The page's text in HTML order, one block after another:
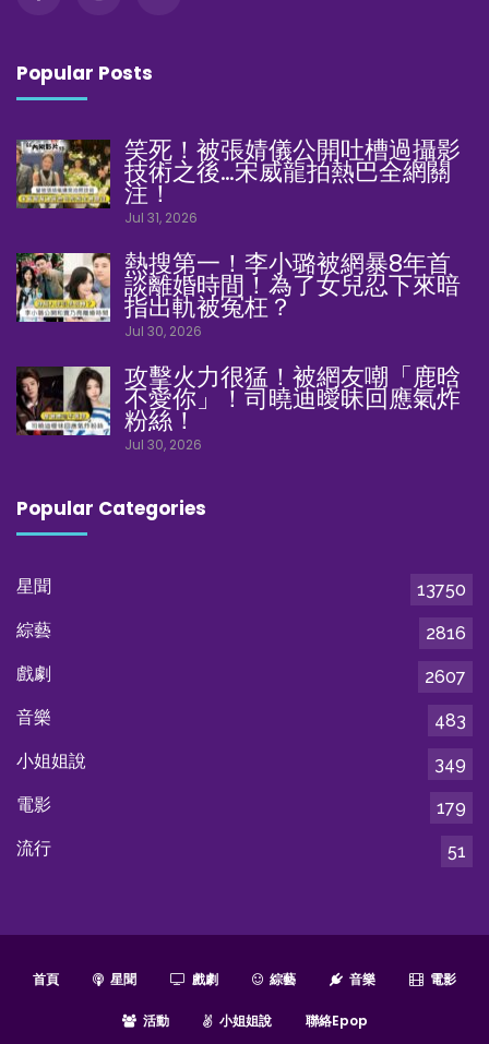
Popular Posts
笑死！被張婧儀公開吐槽過攝影
技術之後…宋威龍拍熱巴全網關
注！
Jul 31, 2026
熱搜第一！李小璐被網暴8年首
談離婚時間！為了女兒忍下來暗
指出軌被冤枉？
Jul 30, 2026
攻擊火力很猛！被網友嘲「鹿晗
不愛你」！司曉迪曖昧回應氣炸
粉絲！
Jul 30, 2026
Popular Categories
星聞
13750
綜藝
2816
戲劇
2607
音樂
483
小姐姐說
349
電影
179
流行
51
首頁 星聞 戲劇 綜藝 音樂 電影
活動 小姐姐說 聯絡epop